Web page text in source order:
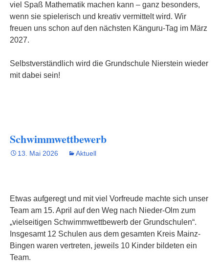
viel Spaß Mathematik machen kann – ganz besonders,
wenn sie spielerisch und kreativ vermittelt wird. Wir
freuen uns schon auf den nächsten Känguru-Tag im März
2027.
Selbstverständlich wird die Grundschule Nierstein wieder
mit dabei sein!
Schwimmwettbewerb
13. Mai 2026 Aktuell
Etwas aufgeregt und mit viel Vorfreude machte sich unser
Team am 15. April auf den Weg nach Nieder-Olm zum
„vielseitigen Schwimmwettbewerb der Grundschulen“.
Insgesamt 12 Schulen aus dem gesamten Kreis Mainz-
Bingen waren vertreten, jeweils 10 Kinder bildeten ein
Team.